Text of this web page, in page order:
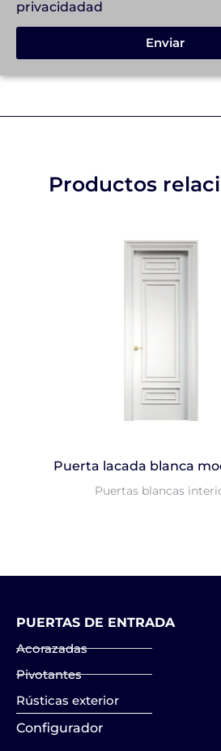
privacidadad
Enviar
Productos
Puerta lacada blanca
Puertas blancas
PUERTAS DE ENTRADA
Acorazadas
Pivotantes
Rústicas exterior
Configurador